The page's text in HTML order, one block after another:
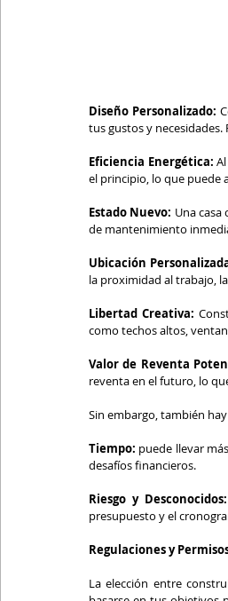
Diseño Personalizado:
tus gustos y
Eficiencia Energética:
el principio, lo que puede
Estado Nuevo: Una
de mantenimiento
Ubicación
la proximidad al trabajo,
Libertad Creativa:
como techos altos,
Valor de Reventa
reventa en el futuro, lo
Sin embargo, también
Tiempo: puede llevar
desafíos financieros.
Riesgo y Desconocidos:
presupuesto y el
Regulaciones y
La elección entre